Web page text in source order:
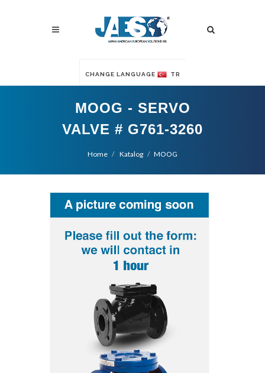
CHANGE LANGUAGE TR
MOOG - SERVO
VALVE # G761-3260
Home Katalog MOOG